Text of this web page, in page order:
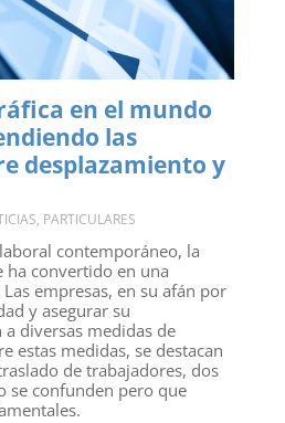
en el mundo
las
desplazamiento y
, PARTICULARES
contemporáneo, la
ha convertido en una
empresas, en su afán por
y asegurar su
diversas medidas de
estas medidas, se destacan
de trabajadores, dos
se confunden pero que